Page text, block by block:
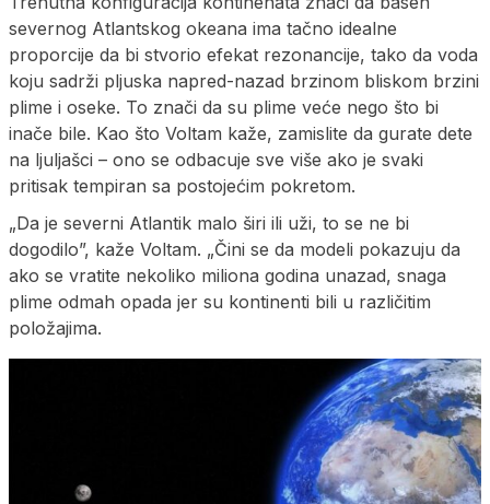
severnog Atlantskog okeana ima tačno idealne
proporcije da bi stvorio efekat rezonancije, tako da voda
koju sadrži pljuska napred-nazad brzinom bliskom brzini
plime i oseke. To znači da su plime veće nego što bi
inače bile. Kao što Voltam kaže, zamislite da gurate dete
na ljuljašci – ono se odbacuje sve više ako je svaki
pritisak tempiran sa postojećim pokretom.
„Da je severni Atlantik malo širi ili uži, to se ne bi
dogodilo”, kaže Voltam. „Čini se da modeli pokazuju da
ako se vratite nekoliko miliona godina unazad, snaga
plime odmah opada jer su kontinenti bili u različitim
položajima.